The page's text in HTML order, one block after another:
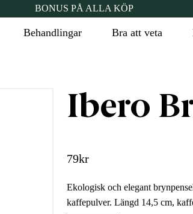
BONUS PÅ ALLA KÖP
Behandlingar Bra att veta
Ibero
79kr
Ekologisk och elegant
kaffepulver. Längd 14,5 cm,